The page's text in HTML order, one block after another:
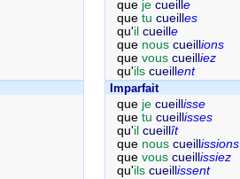
que jecueille
quetucueilles
qu'ilcueille
que nouscueillions
quevouscueilliez
qu'ilscueillent
Imparfait
que jecueillisse
quetucueillisses
qu'ilcueillît
que nouscueillissions
quevouscueillissiez
qu'ilscueillissent